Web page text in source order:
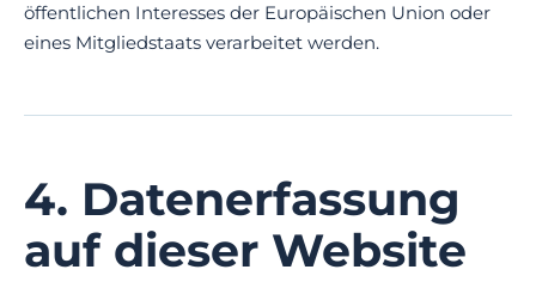
öffentlichen Interesses der Europäischen Union oder
eines Mitgliedstaats verarbeitet werden.
4. Datenerfassung
auf dieser Website